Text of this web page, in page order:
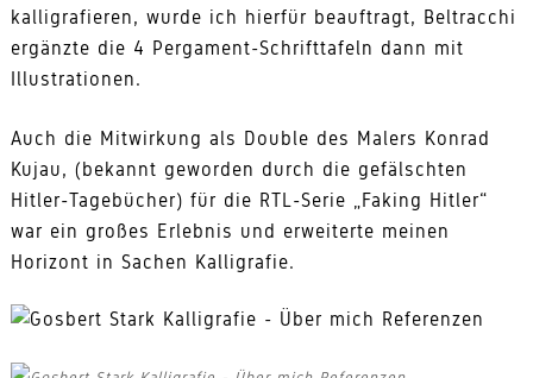
kalligrafieren, wurde ich hierfür beauftragt, Beltracchi
ergänzte die 4 Pergament-Schrifttafeln dann mit
Illustrationen.
Auch die Mitwirkung als Double des Malers Konrad
Kujau, (bekannt geworden durch die gefälschten
Hitler-Tagebücher) für die RTL-Serie „Faking Hitler“
war ein großes Erlebnis und erweiterte meinen
Horizont in Sachen Kalligrafie.